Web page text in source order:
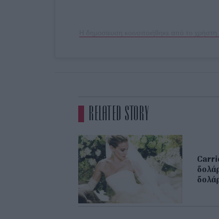
RELATED STORY